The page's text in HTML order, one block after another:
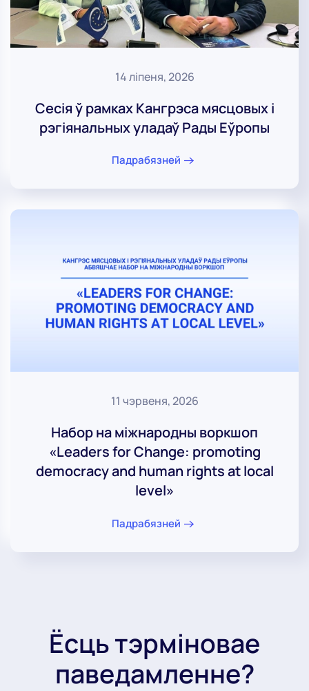
14 ліпеня, 2026
Сесія ў рамках Кангрэса мясцовых і
рэгіянальных уладаў Рады Еўропы
Падрабязней
11 чэрвеня, 2026
Набор на міжнародны воркшоп
«Leaders for Change: promoting
democracy and human rights at local
level»
Падрабязней
Ёсць тэрміновае
паведамленне?